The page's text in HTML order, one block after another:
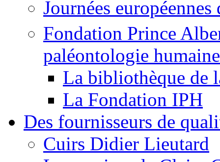
Journées
Fondation Prince
paléontologie humaine
La bibliothèque de
La Fondation IPH
Des fournisseurs de
Cuirs Didier Lieutard